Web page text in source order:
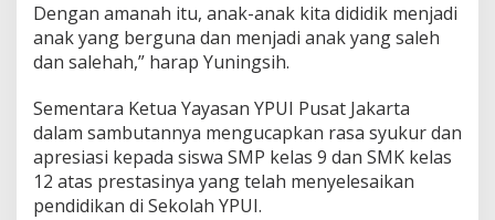
Dengan amanah itu, anak-anak kita dididik menjadi
anak yang berguna dan menjadi anak yang saleh
dan salehah,” harap Yuningsih.
Sementara Ketua Yayasan YPUI Pusat Jakarta
dalam sambutannya mengucapkan rasa syukur dan
apresiasi kepada siswa SMP kelas 9 dan SMK kelas
12 atas prestasinya yang telah menyelesaikan
pendidikan di Sekolah YPUI.